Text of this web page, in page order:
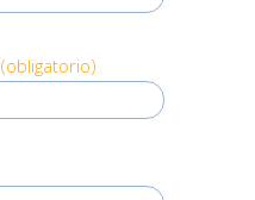
(obligatorio)